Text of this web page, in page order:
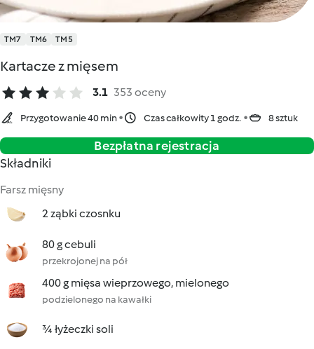
TM7 TM6 TM5
Kartacze z mięsem
3.1 353 oceny
Przygotowanie 40 min Czas całkowity 1 godz. 8 sztuk
Bezpłatna rejestracja
Składniki
Farsz mięsny
2 ząbki czosnku
80 g cebuli
przekrojonej na pół
400 g mięsa wieprzowego, mielonego
podzielonego na kawałki
¾ łyżeczki soli